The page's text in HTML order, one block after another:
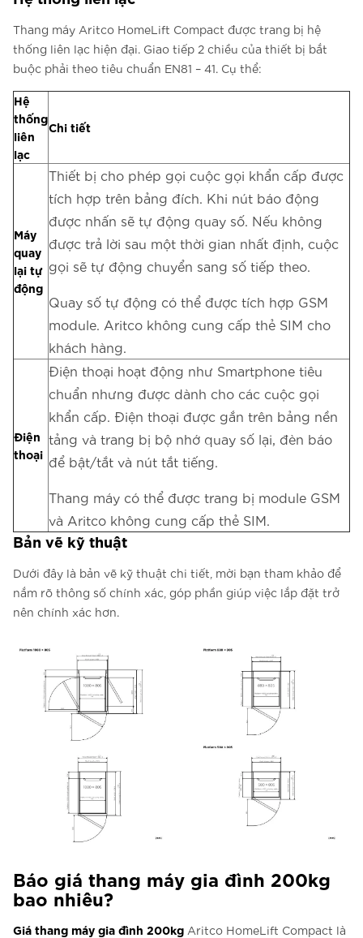
Thang máy Aritco HomeLift Compact được trang bị hệ
thống liên lạc hiện đại. Giao tiếp 2 chiều của thiết bị bắt
buộc phải theo tiêu chuẩn EN81 – 41. Cụ thể:
Hệ
thống
liên
lạc
Chi tiết
Máy
quay
lại tự
động
Thiết bị cho phép gọi cuộc gọi khẩn cấp được
tích hợp trên bảng đích. Khi nút báo động
được nhấn sẽ tự động quay số. Nếu không
được trả lời sau một thời gian nhất định, cuộc
gọi sẽ tự động chuyển sang số tiếp theo.
Quay số tự động có thể được tích hợp GSM
module. Aritco không cung cấp thẻ SIM cho
khách hàng.
Điện
thoại
Điện thoại hoạt động như Smartphone tiêu
chuẩn nhưng được dành cho các cuộc gọi
khẩn cấp. Điện thoại được gắn trên bảng nền
tảng và trang bị bộ nhớ quay số lại, đèn báo
để bật/tắt và nút tắt tiếng.
Thang máy có thể được trang bị module GSM
và Aritco không cung cấp thẻ SIM.
Bản vẽ kỹ thuật
Dưới đây là bản vẽ kỹ thuật chi tiết, mời bạn tham khảo để
nắm rõ thông số chính xác, góp phần giúp việc lắp đặt trở
nên chính xác hơn.
Báo giá thang máy gia đình 200kg
bao nhiêu?
Giá thang máy gia đình 200kg Aritco HomeLift Compact là